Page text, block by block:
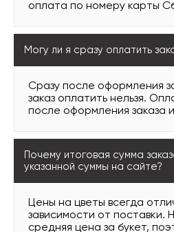
оплата по номеру карты
Могу ли я сразу оплатить
Сразу после оформления
заказ оплатить нельзя.
после оформления заказа
Почему итоговая сумма
указанной суммы на сайте?
Цены на цветы всегда
зависимости от поставки.
средняя цена за букет,